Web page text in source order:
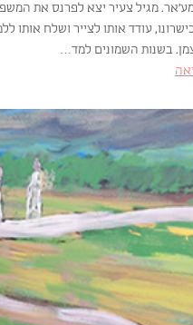
מגיל צעיר יצא לפרנס את
עודד אותו לצייר ושלח אותו
בשנות השמונים למד…